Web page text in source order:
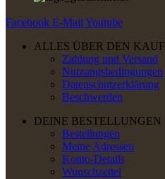
Facebook E-Mail Youtube
ALLES ÜBER DEN KAUF
Zahlung und Versand
Nutzungsbedingungen
Datenschutzerklärung
Beschwerden
DEINE BESTELLUNGEN
Bestellungen
Meine Adressen
Konto-Details
Wunschzettel